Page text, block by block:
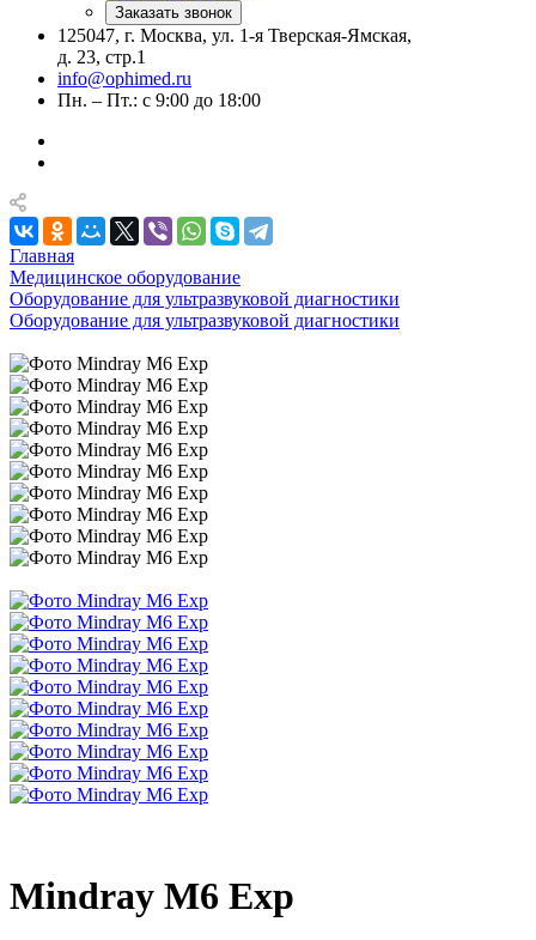
Заказать звонок
125047, г. Москва, ул. 1-я Тверская-Ямская,
д. 23, стр.1
info@ophimed.ru
Пн. – Пт.: с 9:00 до 18:00
Главная
Медицинское оборудование
Оборудование для ультразвуковой диагностики
Оборудование для ультразвуковой диагностики
Mindray M6 Exp